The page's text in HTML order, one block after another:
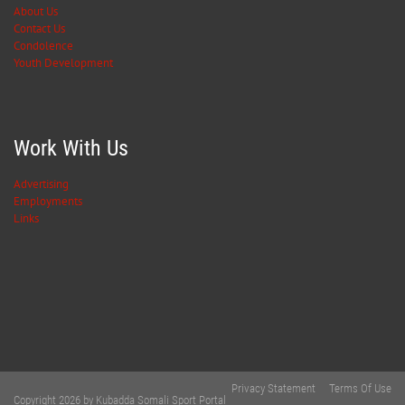
About Us
Contact Us
Condolence
Youth Development
Work With Us
Advertising
Employments
Links
Terms Of Use
Privacy Statement
Copyright 2026 by Kubadda Somali Sport Portal